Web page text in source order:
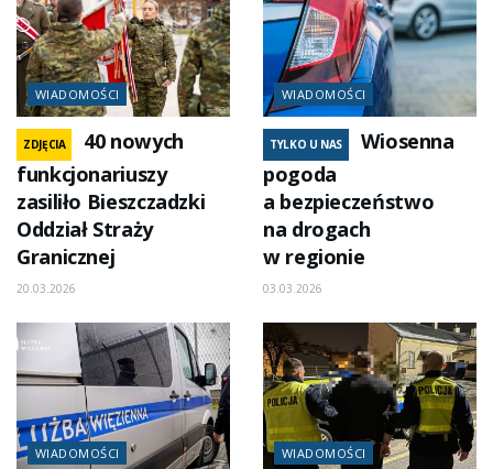
WIADOMOŚCI
ZDJĘCIA
40 nowych
funkcjonariuszy
zasiliło Bieszczadzki
Oddział Straży
Granicznej
20.03.2026
WIADOMOŚCI
TYLKO U NAS
Wiosenna
pogoda
a bezpieczeństwo
na drogach
w regionie
03.03.2026
WIADOMOŚCI WIADOMOŚCI